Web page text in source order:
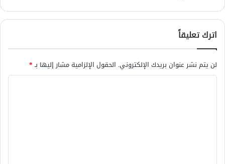
اترك تعليقاً
لن يتم نشر عنوان بريدك الإلكتروني. الحقول الإلزامية مشار إليها بـ*